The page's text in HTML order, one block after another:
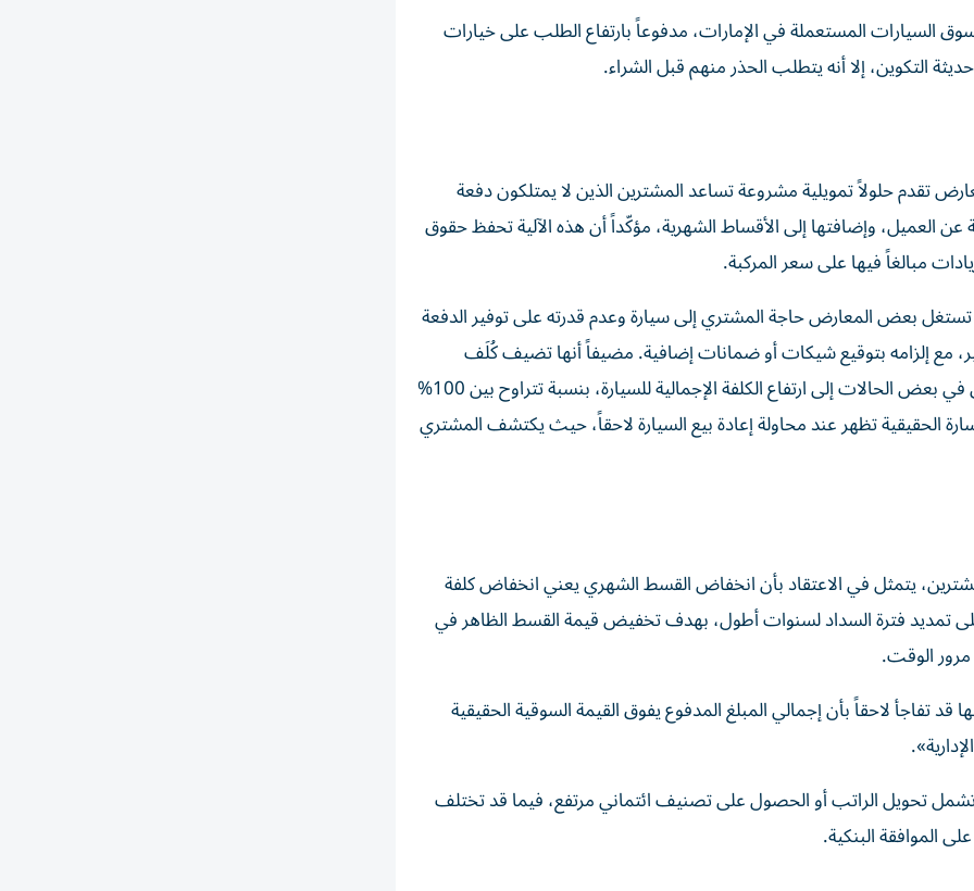
المستعملة في الإمارات، مدفوعاً بارتفاع الطلب على خيارات
التكوين، إلا أنه يتطلب الحذر منهم قبل الشراء.
حلولاً تمويلية مشروعة تساعد المشترين الذين لا يمتلكون دفعة
عن العميل، وإضافتها إلى الأقساط الشهرية، مؤكّداً أن هذه الآلية تحفظ حقوق
مبالغاً فيها على سعر المركبة.
بعض المعارض حاجة المشتري إلى سيارة وعدم قدرته على توفير الدفعة
مع إلزامه بتوقيع شيكات أو ضمانات إضافية. مضيفاً أنها تضيف كُلَف
التأمين والترخيص إلى السعر النهائي بعد مضاعفته، ما يؤدي في بعض الحالات إلى ارتفاع الكلفة الإجمالية للسيارة، بنسبة تتراوح بين 100%
الحقيقية تظهر عند محاولة إعادة بيع السيارة لاحقاً، حيث يكتشف المشتري
يتمثل في الاعتقاد بأن انخفاض القسط الشهري يعني انخفاض كلفة
تمديد فترة السداد لسنوات أطول، بهدف تخفيض قيمة القسط الظاهر في
مرور الوقت.
تفاجأ لاحقاً بأن إجمالي المبلغ المدفوع يفوق القيمة السوقية الحقيقية
تحويل الراتب أو الحصول على تصنيف ائتماني مرتفع، فيما قد تختلف
الموافقة البنكية.